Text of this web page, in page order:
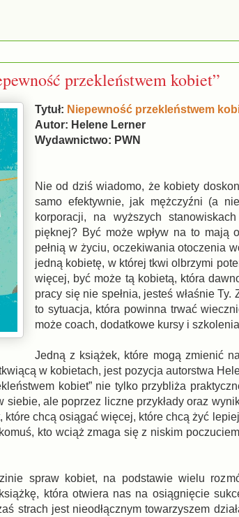
przekleństwem kobiet”
Tytuł: Niepewność przekleństwem
Autor: Helene Lerner
Wydawnictwo: PWN
Nie od dziś wiadomo, że kobiety
samo efektywnie, jak mężczyźni (a
korporacji, na wyższych
pięknej? Być może wpływ na to mają
pełnią w życiu, oczekiwania otoczenia
jedną kobietę, w której tkwi olbrzymi
więcej, być może tą kobietą, która
pracy się nie spełnia, jesteś właśnie
to sytuacja, która powinna trwać
może coach, dodatkowe kursy i
Jedną z książek, które mogą zmienić
w kobietach, jest pozycja autorstwa
kobiet” nie tylko przybliża
siebie, ale poprzez liczne przykłady oraz
które chcą osiągać więcej, które chcą żyć
kto wciąż zmaga się z niskim
spraw kobiet, na podstawie wielu
która otwiera nas na osiągnięcie
strach jest nieodłącznym towarzyszem